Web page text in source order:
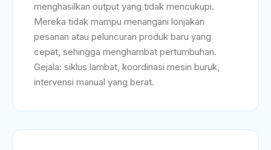
menghasilkan output yang tidak mencukupi.
Mereka tidak mampu menangani lonjakan
pesanan atau peluncuran produk baru yang
cepat, sehingga menghambat pertumbuhan.
Gejala: siklus lambat, koordinasi mesin buruk,
intervensi manual yang berat.